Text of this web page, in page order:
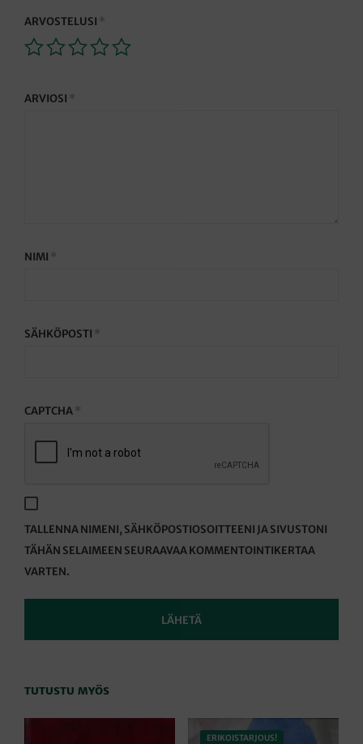
ARVOSTELUSI *
ARVIOSI *
NIMI *
SÄHKÖPOSTI *
CAPTCHA *
TALLENNA NIMENI, SÄHKÖPOSTIOSOITTEENI JA SIVUSTONI
TÄHÄN SELAIMEEN SEURAAVAA KOMMENTOINTIKERTAA
VARTEN.
TUTUSTU MYÖS
ERIKOISTARJOUS!